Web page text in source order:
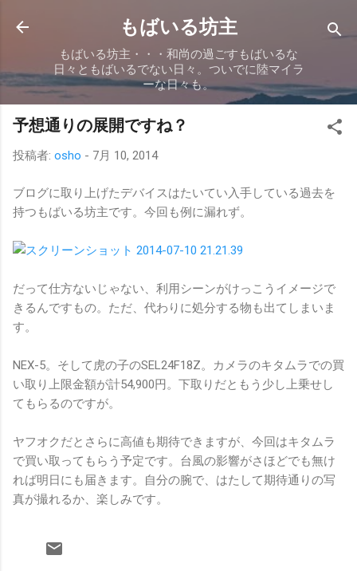
スキップしてメイン コンテンツに移動
もばいる坊主
もばいる坊主・・・和尚の過ごすもばいるな
日々ともばいるでない日々。ついでに陸マイラ
ーな日々も。
予想通りの展開ですね？
投稿者: osho - 7月 10, 2014
ブログに取り上げたデバイスはたいてい入手している過去を
持つもばいる坊主です。今回も例に漏れず。
だって仕方ないじゃない、利用シーンがけっこうイメージで
きるんですもの。ただ、代わりに処分する物も出てしまいま
す。
NEX-5。そして虎の子のSEL24F18Z。カメラのキタムラでの買
い取り上限金額が計54,900円。下取りだともう少し上乗せし
てもらるのですが。
ヤフオクだとさらに高値も期待できますが、今回はキタムラ
で買い取ってもらう予定です。台風の影響がさほどでも無け
れば明日にも届きます。自分の腕で、はたして期待通りの写
真が撮れるか、楽しみです。